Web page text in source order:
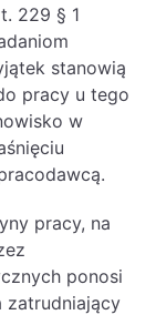
229 § 1
stanowią
pracy u tego
w
pracy, na
ponosi
zatrudniający